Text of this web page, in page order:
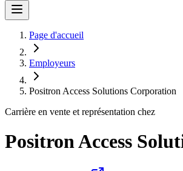
Page d'accueil
Employeurs
Positron Access Solutions Corporation
Carrière en vente et représentation chez
Positron Access